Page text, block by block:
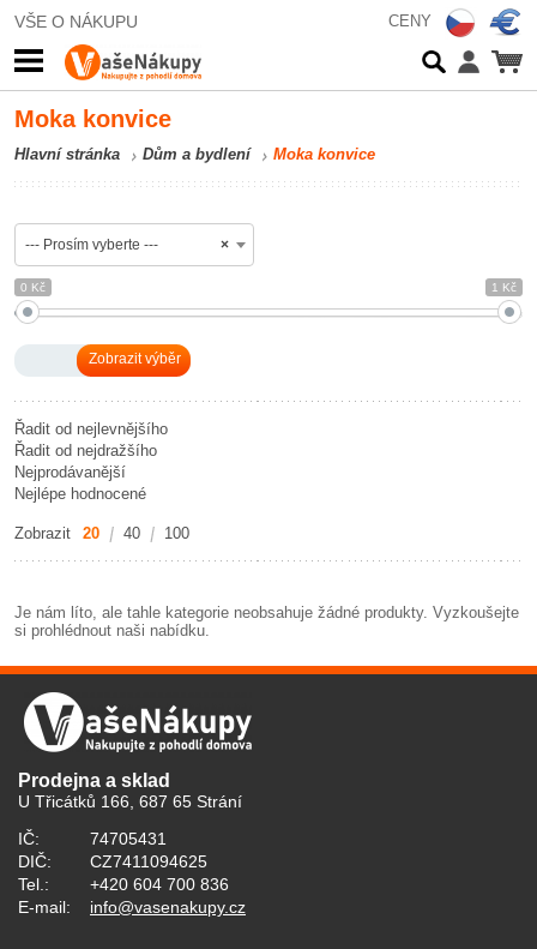
VŠE O NÁKUPU CENY
Moka konvice
Hlavní stránka Dům a bydlení Moka konvice
×
--- Prosím vyberte ---
0 Kč 1 Kč
Řadit od nejlevnějšího
Řadit od nejdražšího
Nejprodávanější
Nejlépe hodnocené
Zobrazit 20 40 100
Je nám líto, ale tahle kategorie neobsahuje žádné produkty. Vyzkoušejte
si prohlédnout naši nabídku.
Prodejna a sklad
U Třicátků 166, 687 65 Strání
IČ:
74705431
DIČ:
CZ7411094625
Tel.:
+420 604 700 836
E-mail:
info@vasenakupy.cz